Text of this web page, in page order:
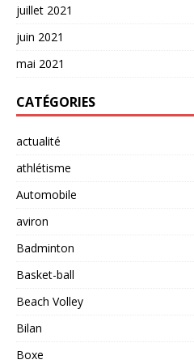
juillet 2021
juin 2021
mai 2021
CATÉGORIES
actualité
athlétisme
Automobile
aviron
Badminton
Basket-ball
Beach Volley
Bilan
Boxe